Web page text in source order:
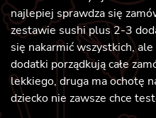
najlepiej sprawdza się
zestawie sushi plus 2-3
się nakarmić wszystkich,
dodatki porządkują całe
lekkiego, druga ma ochotę
dziecko nie zawsze chce